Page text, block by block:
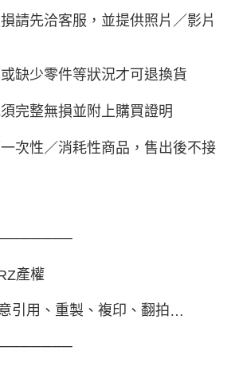
請先洽客服，並提供照片／影片
缺少零件等狀況才可退換貨
完整無損並附上購買證明
次性／消耗性商品，售出後不接
產權
引用、重製、複印、翻拍…